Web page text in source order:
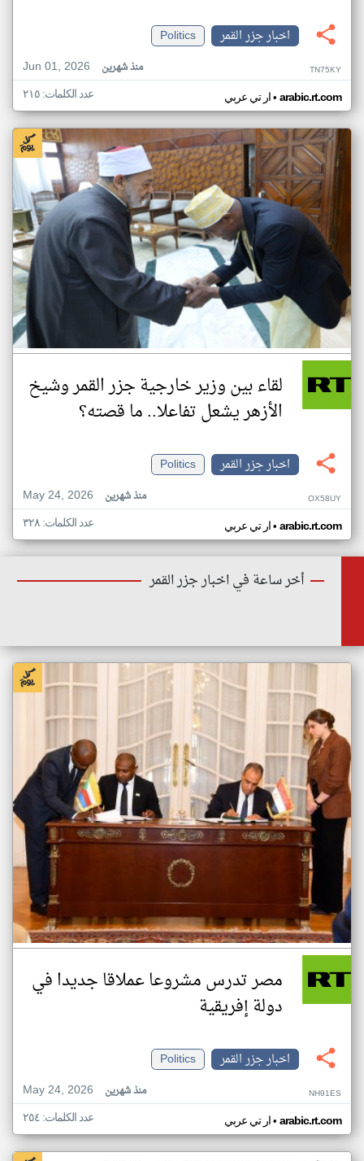
اخبار جزر القمر
Politics
Jun 01, 2026
منذ شهرين TN75KY
ار تي عربي• arabic.rt.com عدد الكلمات: ٢١٥
لقاء بين وزير خارجية جزر القمر وشيخ
الأزهر يشعل تفاعلا.. ما قصته؟
اخبار جزر القمر
Politics
May 24, 2026
منذ شهرين OX58UY
ار تي عربي• arabic.rt.com عدد الكلمات: ٣٢٨
أخر ساعة في اخبار جزر القمر
مصر تدرس مشروعا عملاقا جديدا في
دولة إفريقية
اخبار جزر القمر
Politics
May 24, 2026
منذ شهرين NH91ES
ار تي عربي• arabic.rt.com عدد الكلمات: ٢٥٤